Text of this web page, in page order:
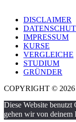
DISCLAIMER
IMPRESSUM
KURSE
VERGLEICHE
STUDIUM
GRÜNDER
COPYRIGHT ©
Diese Website benutzt
gehen wir von deinem